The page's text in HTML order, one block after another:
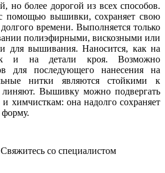
но более дорогой из всех способов.
помощью вышивки, сохраняет свою
времени. Выполняется только
полиэфирными, вискозными или
для вышивания. Наносится, как на
и на детали кроя. Возможно
для последующего нанесения на
нитки являются стойкими к
линяют. Вышивку можно подвергать
химчисткам: она надолго сохраняет
со специалистом